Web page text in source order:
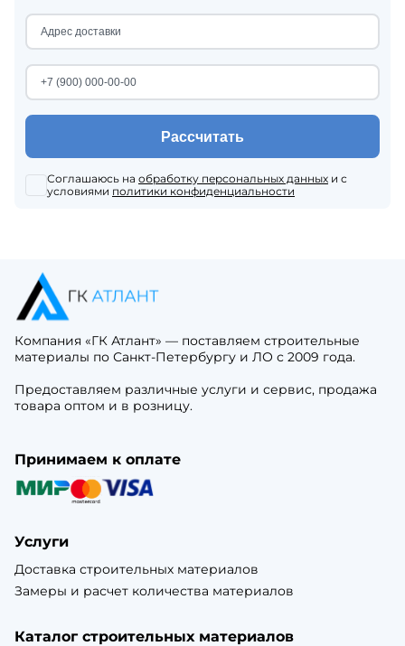
Рассчитать
Соглашаюсь на обработку персональных данных и с
условиями политики конфиденциальности
Компания «ГК Атлант» — поставляем строительные
материалы по Санкт-Петербургу и ЛО с 2009 года.
Предоставляем различные услуги и сервис, продажа
товара оптом и в розницу.
Принимаем к оплате
Услуги
Доставка строительных материалов
Замеры и расчет количества материалов
Каталог строительных материалов